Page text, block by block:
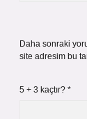
Daha sonraki
site adresim bu
5 + 3 kaçtır? *